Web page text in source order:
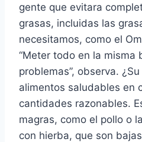
gente que evitara
grasas, incluidas las
necesitamos, como el
“Meter todo en la misma
problemas”, observa.
alimentos saludables en
cantidades razonables.
magras, como el pollo o
con hierba, que son